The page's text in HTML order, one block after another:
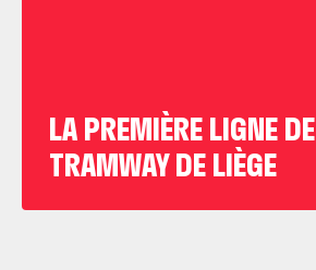
LA PREMIÈRE LIGNE DE
TRAMWAY DE LIÈGE